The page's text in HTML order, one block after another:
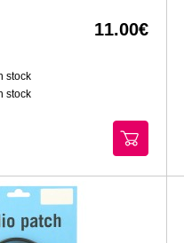
11.00
stock
stock